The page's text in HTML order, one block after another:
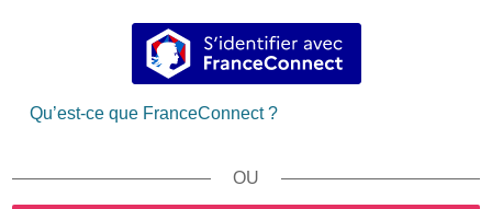
S’identifier avec
Qu’est-ce que FranceConnect ?